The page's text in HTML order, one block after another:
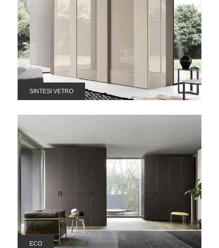
SINTESI VETRO
ECO